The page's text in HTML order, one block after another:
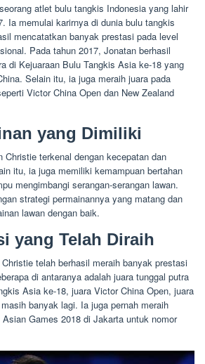
atlet bulu tangkis Indonesia yang lahir
Ia memulai karirnya di dunia bulu tangkis
mencatatkan banyak prestasi pada level
Pada tahun 2017, Jonatan berhasil
di Kejuaraan Bulu Tangkis Asia ke-18 yang
Selain itu, ia juga meraih juara pada
Victor China Open dan New Zealand
yang Dimiliki
Christie terkenal dengan kecepatan dan
itu, ia juga memiliki kemampuan bertahan
mengimbangi serangan-serangan lawan.
strategi permainannya yang matang dan
lawan dengan baik.
yang Telah Diraih
telah berhasil meraih banyak prestasi
di antaranya adalah juara tunggal putra
Asia ke-18, juara Victor China Open, juara
banyak lagi. Ia juga pernah meraih
Games 2018 di Jakarta untuk nomor